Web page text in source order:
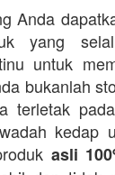
Anda
yang
untuk
bukanlah
terletak
kedap
asli